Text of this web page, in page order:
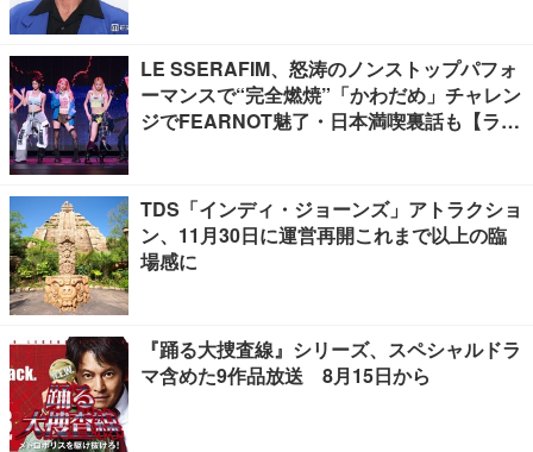
LE SSERAFIM、怒涛のノンストップパフォ
ーマンスで“完全燃焼”「かわだめ」チャレン
ジでFEARNOT魅了・日本満喫裏話も【ライ
TDS「インディ・ジョーンズ」アトラクショ
ン、11月30日に運営再開これまで以上の臨
場感に
『踊る大捜査線』シリーズ、スペシャルドラ
マ含めた9作品放送 8月15日から